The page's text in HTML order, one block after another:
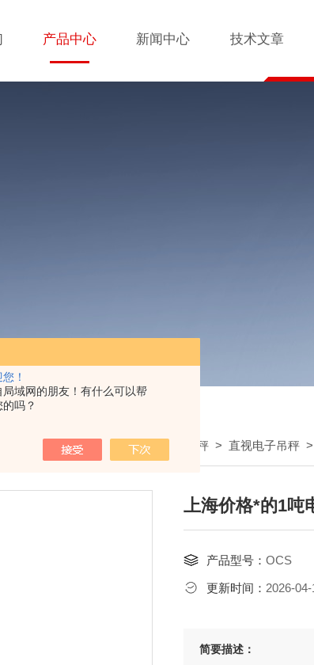
！
局域网的朋友！有什么可以帮
的吗？
产品中心 新闻中心 技术文章
首页> 产品中心> 电子吊秤 > 直视电子吊秤 >
上海价格*的1吨
产品型号： OCS
更新时间： 2026-04-
简要描述：